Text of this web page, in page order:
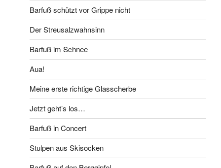
Barfuß schützt vor Grippe nicht
Der Streusalzwahnsinn
Barfuß im Schnee
Aua!
Meine erste richtige Glasscherbe
Jetzt geht’s los…
Barfuß in Concert
Stulpen aus Skisocken